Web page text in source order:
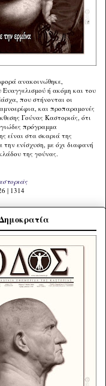
ανακοινώθηκε,
Ευαγγελισμού ή ακόμη και του
που στήνονται οι
και προπαραμονές
Γούνας Καστοριάς, ότι
πρόγραμμα
είναι στα σκαριά της
την ενίσχυση, με όχι διαφανή
της γούνας.
| 1314